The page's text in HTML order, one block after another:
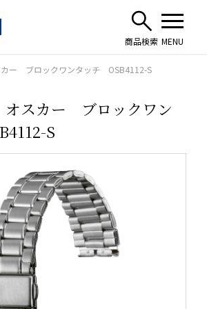
ー ブロックワンタッチ OSB4112-S
スカー ブロックワン
S